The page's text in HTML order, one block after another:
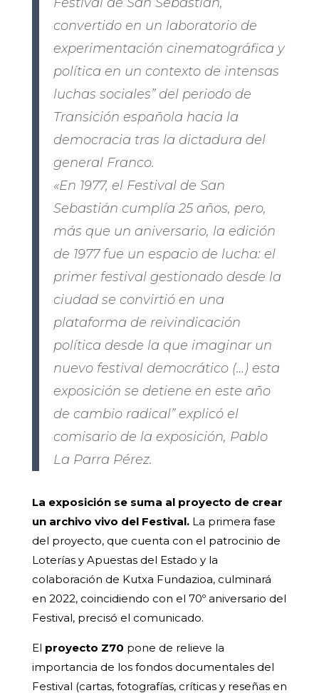
convertido en un laboratorio de
experimentación cinematográfica y
política en un contexto de intensas
luchas sociales” del periodo de
Transición española hacia la
democracia tras la dictadura del
general Franco.
«En 1977, el Festival de San
Sebastián cumplía 25 años, pero,
más que un aniversario, la edición
de 1977 fue un espacio de lucha: el
primer festival gestionado desde la
ciudad se convirtió en una
plataforma de reivindicación
política desde la que imaginar un
nuevo festival democrático (…) esta
exposición se detiene en este año
de cambio radical” explicó el
comisario de la exposición, Pablo
La Parra Pérez.
La exposición se suma al proyecto de crear
un archivo vivo del Festival.La primera fase
del proyecto, que cuenta con el patrocinio de
Loterías y Apuestas del Estado y la
colaboración de Kutxa Fundazioa, culminará
en 2022, coincidiendo con el 70º aniversario del
Festival, precisó el comunicado.
El proyecto Z70 pone de relieve la
importancia de los fondos documentales del
Festival (cartas, fotografías, críticas y reseñas en